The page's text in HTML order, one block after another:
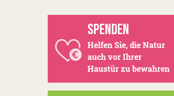
SPENDEN
Helfen Sie, die Natur
auch vor Ihrer
Haustür zu bewahren